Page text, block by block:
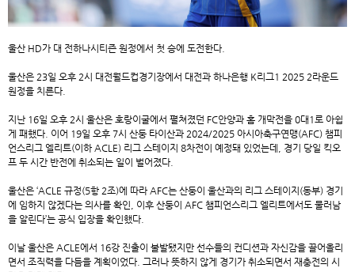
울산 HD가 대 전하나시티즌 원정에서 첫 승에 도전한다.
울산은 23일 오후 2시 대전월드컵경기장에서 대전과 하나은행 K리그1 2025 2라운드
원정을 치른다.
지난 16일 오후 2시 울산은 호랑이굴에서 펼쳐졌던 FC안양과 홈 개막전을 0대1로 아쉽
게 패했다. 이어 19일 오후 7시 산둥 타이산과 2024/2025 아시아축구연맹(AFC) 챔피
언스리그 엘리트(이하 ACLE) 리그 스테이지 8차전이 예정돼 있었는데, 경기 당일 킥오
프 두 시간 반전에 취소되는 일이 벌어졌다.
울산은 ‘ACLE 규정(5항 2조)에 따라 AFC는 산둥이 울산과의 리그 스테이지(동부) 경기
에 임하지 않겠다는 의사를 확인, 이후 산둥이 AFC 챔피언스리그 엘리트에서도 물러남
을 알린다’는 공식 입장을 확인했다.
이날 울산은 ACLE에서 16강 진출이 불발됐지만 선수들의 컨디션과 자신감을 끌어올리
면서 조직력을 다듬을 계획이었다. 그러나 뜻하지 않게 경기가 취소되면서 재충전의 시